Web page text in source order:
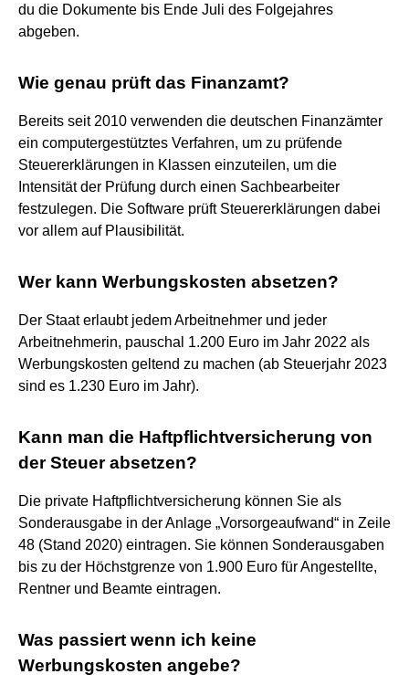
du die Dokumente bis Ende Juli des Folgejahres
abgeben.
Wie genau prüft das Finanzamt?
Bereits seit 2010 verwenden die deutschen Finanzämter
ein computergestütztes Verfahren, um zu prüfende
Steuererklärungen in Klassen einzuteilen, um die
Intensität der Prüfung durch einen Sachbearbeiter
festzulegen. Die Software prüft Steuererklärungen dabei
vor allem auf Plausibilität.
Wer kann Werbungskosten absetzen?
Der Staat erlaubt jedem Arbeitnehmer und jeder
Arbeitnehmerin, pauschal 1.200 Euro im Jahr 2022 als
Werbungskosten geltend zu machen (ab Steuerjahr 2023
sind es 1.230 Euro im Jahr).
Kann man die Haftpflichtversicherung von
der Steuer absetzen?
Die private Haftpflichtversicherung können Sie als
Sonderausgabe in der Anlage „Vorsorgeaufwand“ in Zeile
48 (Stand 2020) eintragen. Sie können Sonderausgaben
bis zu der Höchstgrenze von 1.900 Euro für Angestellte,
Rentner und Beamte eintragen.
Was passiert wenn ich keine
Werbungskosten angebe?